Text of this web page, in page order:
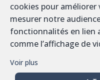
cookies pour améliorer
mesurer notre
fonctionnalités en lien
comme l’affichage de
Voir plus
A
Nous travaillons sur le
depuis près d'un demi
plus, ou êtes
répondre à